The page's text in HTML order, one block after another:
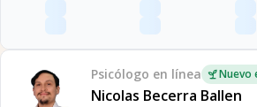
Psicólogo en línea Nuevo
Nicolas Becerra Ballen